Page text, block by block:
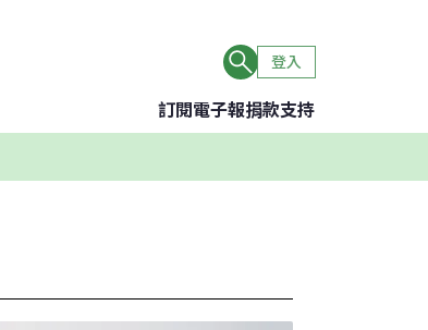
登入
訂閱電子報捐款支持